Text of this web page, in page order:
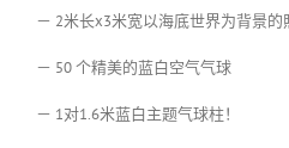
－ 2米长x3米宽以海底世界为背景的
－ 50 个精美的蓝白空气气球
－ 1对1.6米蓝白主题气球柱！